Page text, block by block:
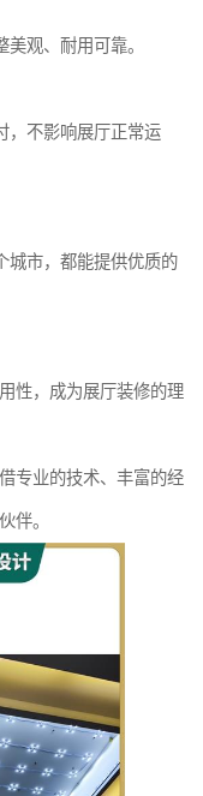
观、耐用可靠。
，不影响展厅正常运
城市，都能提供优质的
性，成为展厅装修的理
专业的技术、丰富的经
伴。